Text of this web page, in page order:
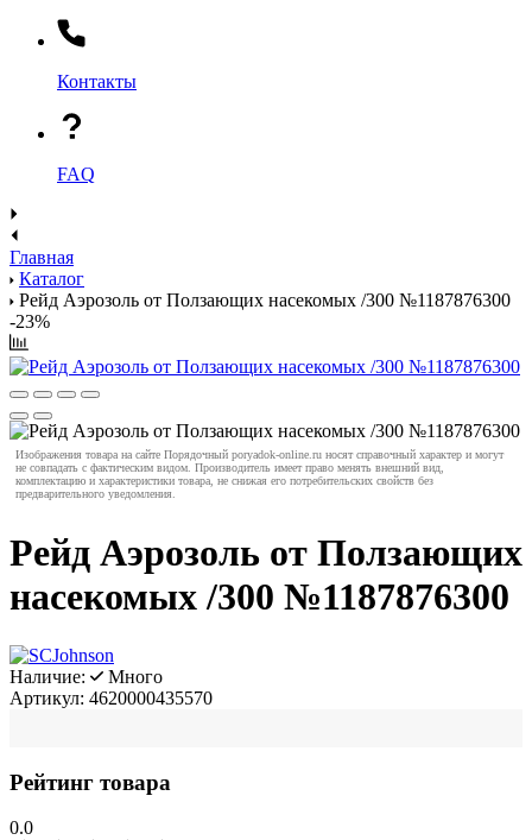
Контакты
FAQ
Главная
Каталог
Рейд Аэрозоль от Ползающих насекомых /300 №1187876300
-23%
Изображения товара на сайте Порядочный poryadok-online.ru носят справочный характер и могут
не совпадать с фактическим видом. Производитель имеет право менять внешний вид,
комплектацию и характеристики товара, не снижая его потребительских свойств без
предварительного уведомления.
Рейд Аэрозоль от Ползающих
насекомых /300 №1187876300
Наличие:
Много
Артикул: 4620000435570
Рейтинг товара
0.0